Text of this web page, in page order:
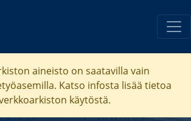
aineisto on saatavilla vain
Katso infosta lisää tietoa
käytöstä.